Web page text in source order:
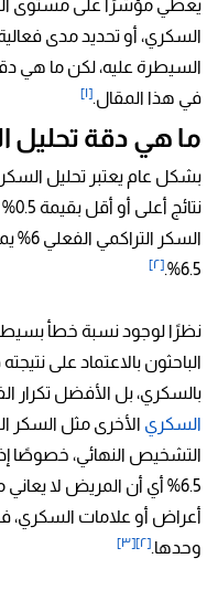
يعطي مؤشرًا على مستوى
السكري، أو تحديد مدى
السيطرة عليه، لكن ما هي
في هذا المقال.[١]
ما هي دقة تحليل
بشكل عام يعتبر تحليل
6.5%.
[٢]
نظرًا لوجود نسبة خطأ
الباحثون بالاعتماد على
بالسكري، بل الأفضل تكرار
السكري الأخرى مثل السكر
التشخيص النهائي، خصوصًا
6.5% أي أن المريض لا
أعراض أو علامات السكري،
وحدها.[٢] [٣]